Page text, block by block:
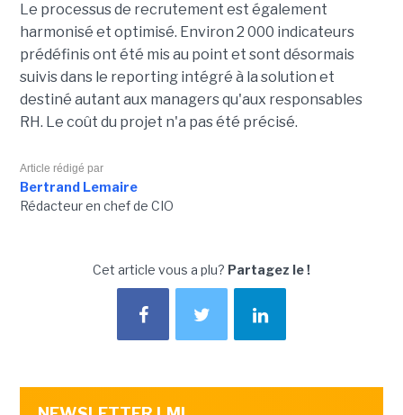
Le processus de recrutement est également
harmonisé et optimisé. Environ 2 000 indicateurs
prédéfinis ont été mis au point et sont désormais
suivis dans le reporting intégré à la solution et
destiné autant aux managers qu'aux responsables
RH. Le coût du projet n'a pas été précisé.
Article rédigé par
Bertrand Lemaire
Rédacteur en chef de CIO
Cet article vous a plu? Partagez le !